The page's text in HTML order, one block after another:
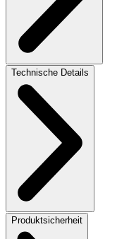
Technische Details
Produktsicherheit